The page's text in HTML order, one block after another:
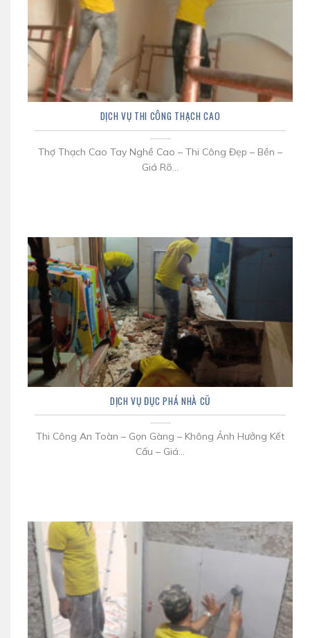
DỊCH VỤ THI CÔNG THẠCH CAO
Thợ Thạch Cao Tay Nghề Cao – Thi Công Đẹp – Bền –
Giá Rõ...
DỊCH VỤ ĐỤC PHÁ NHÀ CŨ
Thi Công An Toàn – Gọn Gàng – Không Ảnh Hưởng Kết
Cấu – Giá...